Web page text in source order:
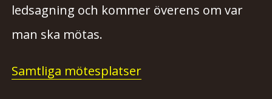
ledsagning och kommer överens om var
man ska mötas.
Samtliga mötesplatser